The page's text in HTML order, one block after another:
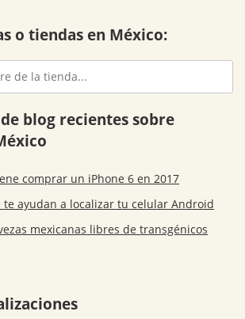
o tiendas en México:
blog recientes sobre
comprar un iPhone 6 en 2017
te ayudan a localizar tu celular Android
mexicanas libres de transgénicos